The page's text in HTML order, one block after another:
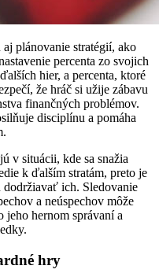
plánovanie stratégií, ako
percenta zo svojich
hier, a percenta, ktoré
že hráč si užije zábavu
finančných problémov.
disciplínu a pomáha
v situácii, kde sa snažia
k ďalším stratám, preto je
ich. Sledovanie
a neúspechov môže
hernom správaní a
hry